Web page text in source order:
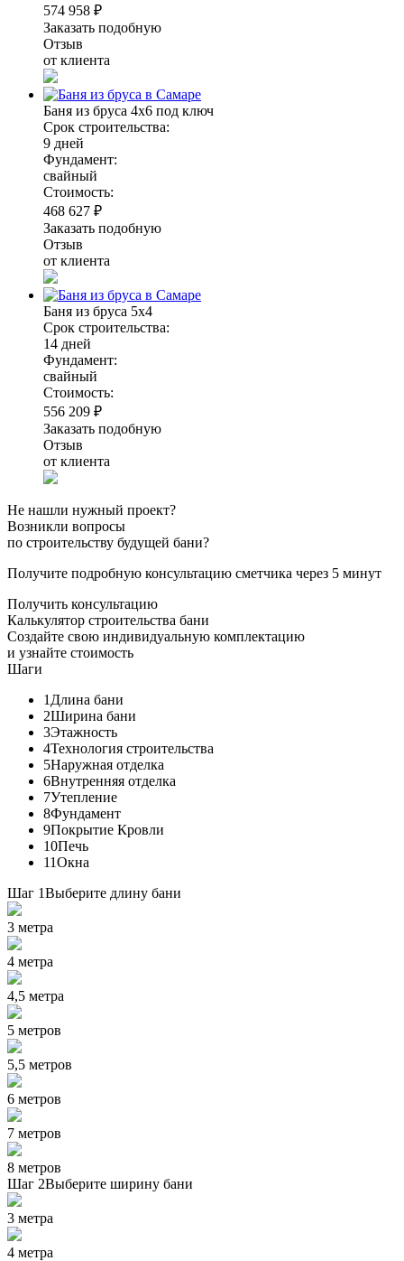
574 958 ₽
Заказать подобную
Отзыв
от клиента
Баня из бруса 4х6 под ключ
Срок строительства:
9 дней
Фундамент:
свайный
Стоимость:
468 627 ₽
Заказать подобную
Отзыв
от клиента
Баня из бруса 5х4
Срок строительства:
14 дней
Фундамент:
свайный
Стоимость:
556 209 ₽
Заказать подобную
Отзыв
от клиента
Не нашли нужный проект?
Возникли вопросы
по строительству будущей бани?
Получите подробную консультацию сметчика через 5 минут
Получить консультацию
Калькулятор строительства бани
Создайте свою индивидуальную комплектацию
и узнайте стоимость
Шаги
1 Длина бани
2Ширина бани
3Этажность
4Технология строительства
5Наружная отделка
6Внутренняя отделка
7Утепление
8Фундамент
9Покрытие Кровли
10Печь
11Окна
Шаг 1Выберите длину бани
3 метра
4 метра
4,5 метра
5 метров
5,5 метров
6 метров
7 метров
8 метров
Шаг 2Выберите ширину бани
3 метра
4 метра